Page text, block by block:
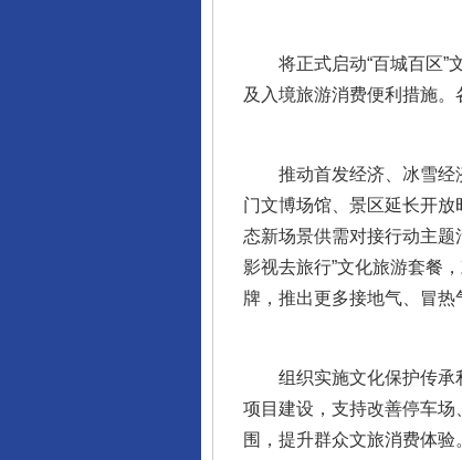
将正式启动“百城百区”文
及入境旅游消费便利措施
推动首发经济、冰雪经济
门文博场馆、景区延长开
态新场景供需对接行动主题
影视去旅行”文化旅游套餐
牌，推出更多接地气、冒热
组织实施文化保护传承利
项目建设，支持改善停车场
围，提升群众文旅消费体